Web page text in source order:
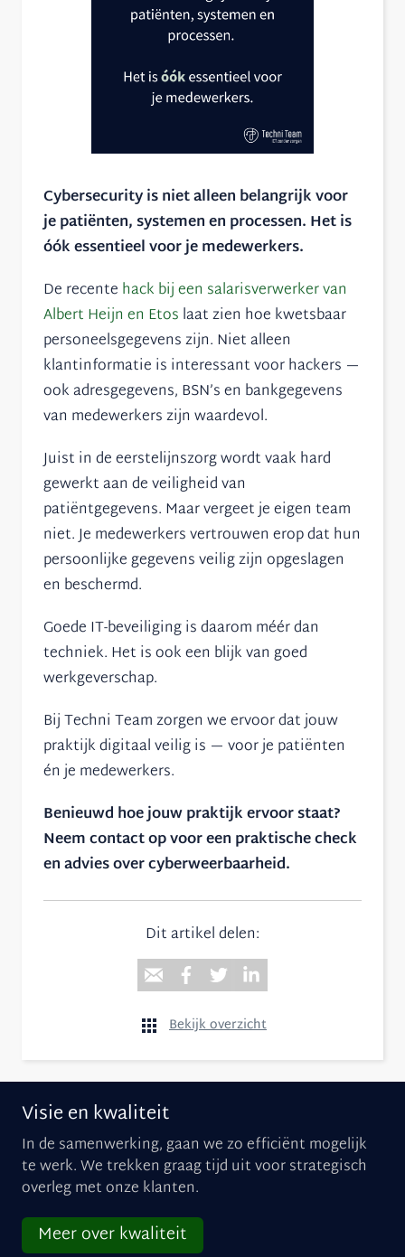
Cybersecurity is niet alleen belangrijk voor
je patiënten, systemen en processen. Het is
óók essentieel voor je medewerkers.
De recente hack bij een salarisverwerker van
Albert Heijn en Etos laat zien hoe kwetsbaar
personeelsgegevens zijn. Niet alleen
klantinformatie is interessant voor hackers —
ook adresgegevens, BSN’s en bankgegevens
van medewerkers zijn waardevol.
Juist in de eerstelijnszorg wordt vaak hard
gewerkt aan de veiligheid van
patiëntgegevens. Maar vergeet je eigen team
niet. Je medewerkers vertrouwen erop dat hun
persoonlijke gegevens veilig zijn opgeslagen
en beschermd.
Goede IT-beveiliging is daarom méér dan
techniek. Het is ook een blijk van goed
werkgeverschap.
Bij Techni Team zorgen we ervoor dat jouw
praktijk digitaal veilig is — voor je patiënten
én je medewerkers.
Benieuwd hoe jouw praktijk ervoor staat?
Neem contact op voor een praktische check
en advies over cyberweerbaarheid.
Dit artikel delen:
Bekijk overzicht
Visie en kwaliteit
In de samenwerking, gaan we zo efficiënt mogelijk
te werk. We trekken graag tijd uit voor strategisch
overleg met onze klanten.
Meer over kwaliteit